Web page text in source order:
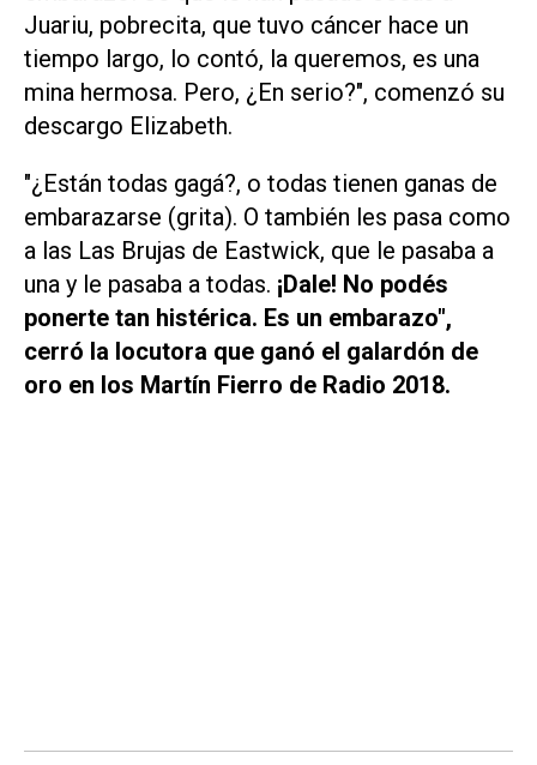
Juariu, pobrecita, que tuvo cáncer hace un
tiempo largo, lo contó, la queremos, es una
mina hermosa. Pero, ¿En serio?", comenzó su
descargo Elizabeth.
"¿Están todas gagá?, o todas tienen ganas de
embarazarse (grita). O también les pasa como
a las Las Brujas de Eastwick, que le pasaba a
una y le pasaba a todas. ¡Dale! No podés
ponerte tan histérica. Es un embarazo",
cerró la locutora que ganó el galardón de
oro en los Martín Fierro de Radio 2018.